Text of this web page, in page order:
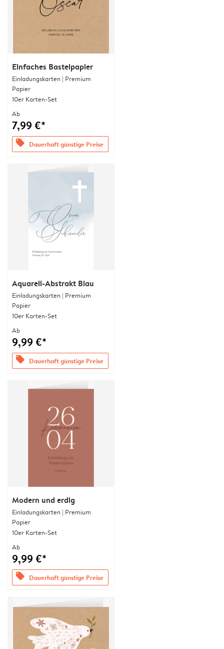
Einfaches Bastelpapier
Einladungskarten | Premium
Papier
10er Karten-Set
Ab
7,99 €*
offers Dauerhaft günstige Preise
Aquarell-Abstrakt Blau
Einladungskarten | Premium
Papier
10er Karten-Set
Ab
9,99 €*
offers Dauerhaft günstige Preise
Modern und erdig
Einladungskarten | Premium
Papier
10er Karten-Set
Ab
9,99 €*
offers Dauerhaft günstige Preise